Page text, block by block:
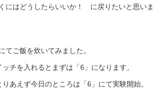
にはどうしたらいいか！ に戻りたいと思いま
ご飯を炊いてみました。
チを入れるとまずは「6」になります。
あえず今日のところは「6」にて実験開始。